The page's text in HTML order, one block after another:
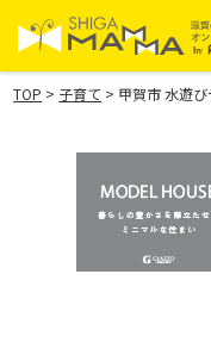
TOP > 子育て > 甲賀市 水遊